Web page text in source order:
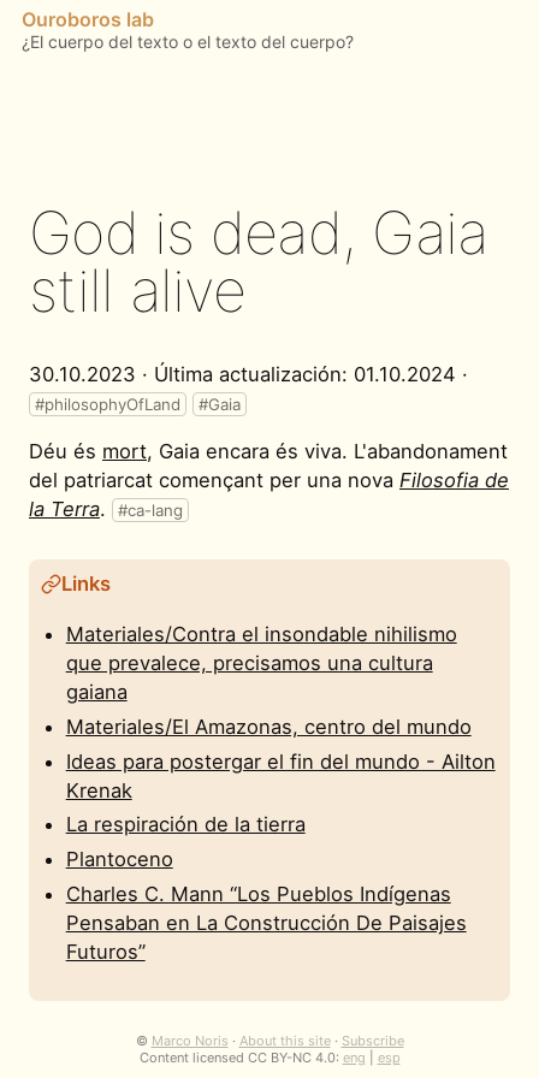
Ouroboros lab
God is dead, Gaia
still alive
30.10.2023 · Última actualización: 01.10.2024 ·
#philosophyOfLand #Gaia
Déu és mort, Gaia encara és viva. L'abandonament
del patriarcat començant per una nova Filosofia de
la Terra. #ca-lang
Links
Materiales/Contra el insondable nihilismo
que prevalece, precisamos una cultura
gaiana
Materiales/El Amazonas, centro del mundo
Ideas para postergar el fin del mundo - Ailton
Krenak
La respiración de la tierra
Plantoceno
Charles C. Mann “Los Pueblos Indígenas
Pensaban en La Construcción De Paisajes
Futuros”
© Marco Noris · About this site· Subscribe
Content licensed CC BY-NC 4.0: eng esp